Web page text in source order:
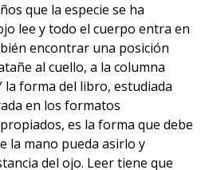
que la especie se ha
lee y todo el cuerpo entra en
encontrar una posición
al cuello, a la columna
la forma del libro, estudiada
en los formatos
es la forma que debe
la mano pueda asirlo y
del ojo. Leer tiene que